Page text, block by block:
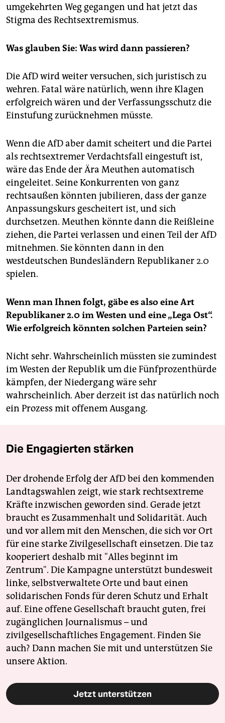
umgekehrten Weg gegangen und hat jetzt das
Stigma des Rechtsextremismus.
Was glauben Sie: Was wird dann passieren?
Die AfD wird weiter versuchen, sich juristisch zu
wehren. Fatal wäre natürlich, wenn ihre Klagen
erfolgreich wären und der Verfassungsschutz die
Einstufung zurücknehmen müsste.
Wenn die AfD aber damit scheitert und die Partei
als rechtsextremer Verdachtsfall eingestuft ist,
wäre das Ende der Ära Meuthen automatisch
eingeleitet. Seine Konkurrenten von ganz
rechtsaußen könnten jubilieren, dass der ganze
Anpassungskurs gescheitert ist, und sich
durchsetzen. Meuthen könnte dann die Reißleine
ziehen, die Partei verlassen und einen Teil der AfD
mitnehmen. Sie könnten dann in den
westdeutschen Bundesländern Republikaner 2.0
spielen.
Wenn man Ihnen folgt, gäbe es also eine Art
Republikaner 2.0 im Westen und eine „Lega Ost“.
Wie erfolgreich könnten solchen Parteien sein?
Nicht sehr. Wahrscheinlich müssten sie zumindest
im Westen der Republik um die Fünfprozenthürde
kämpfen, der Niedergang wäre sehr
wahrscheinlich. Aber derzeit ist das natürlich noch
ein Prozess mit offenem Ausgang.
Die Engagierten stärken
Der drohende Erfolg der AfD bei den kommenden
Landtagswahlen zeigt, wie stark rechtsextreme
Kräfte inzwischen geworden sind. Gerade jetzt
braucht es Zusammenhalt und Solidarität. Auch
und vor allem mit den Menschen, die sich vor Ort
für eine starke Zivilgesellschaft einsetzen. Die taz
kooperiert deshalb mit "Alles beginnt im
Zentrum". Die Kampagne unterstützt bundesweit
linke, selbstverwaltete Orte und baut einen
solidarischen Fonds für deren Schutz und Erhalt
auf. Eine offene Gesellschaft braucht guten, frei
zugänglichen Journalismus – und
zivilgesellschaftliches Engagement. Finden Sie
auch? Dann machen Sie mit und unterstützen Sie
unsere Aktion.
Jetzt unterstützen